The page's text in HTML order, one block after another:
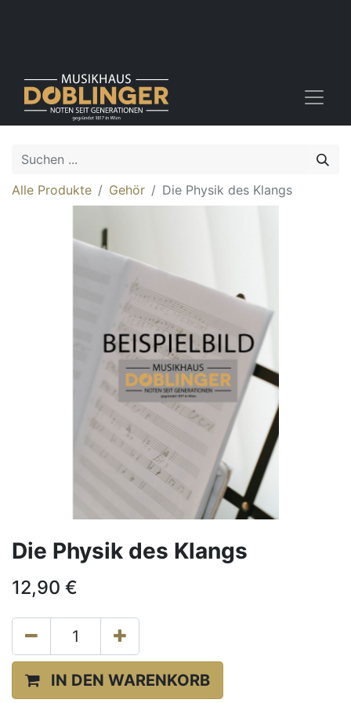
Alle Produkte Gehör Die Physik des Klangs
Die Physik des Klangs
12,90 €
IN DEN WARENKORB